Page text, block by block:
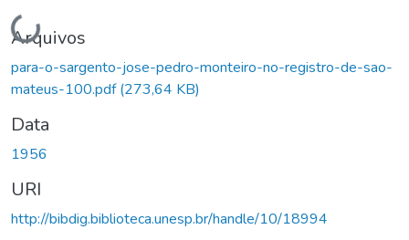
Carregando...
Arquivos
para-o-sargento-jose-pedro-monteiro-no-registro-de-sao-
mateus-100.pdf(273,64 KB)
Data
1956
URI
http://bibdig.biblioteca.unesp.br/handle/10/18994